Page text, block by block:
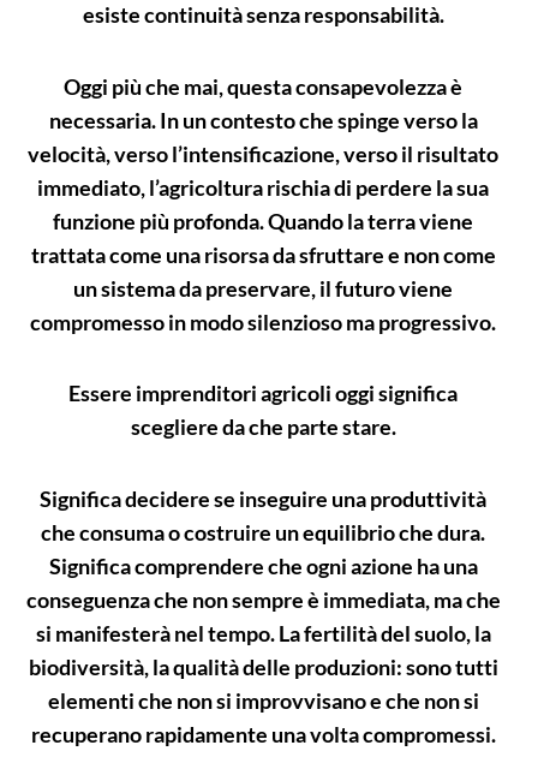
esiste continuità senza responsabilità.
Oggi più che mai, questa consapevolezza è
necessaria. In un contesto che spinge verso la
velocità, verso l’intensificazione, verso il risultato
immediato, l’agricoltura rischia di perdere la sua
funzione più profonda. Quando la terra viene
trattata come una risorsa da sfruttare e non come
un sistema da preservare, il futuro viene
compromesso in modo silenzioso ma progressivo.
Essere imprenditori agricoli oggi significa
scegliere da che parte stare.
Significa decidere se inseguire una produttività
che consuma o costruire un equilibrio che dura.
Significa comprendere che ogni azione ha una
conseguenza che non sempre è immediata, ma che
si manifesterà nel tempo. La fertilità del suolo, la
biodiversità, la qualità delle produzioni: sono tutti
elementi che non si improvvisano e che non si
recuperano rapidamente una volta compromessi.